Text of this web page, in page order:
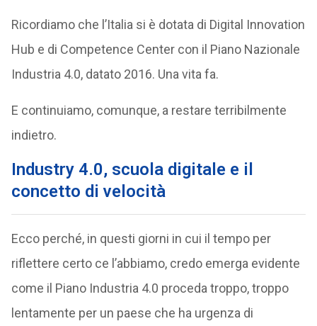
Ricordiamo che l’Italia si è dotata di Digital Innovation
Hub e di Competence Center con il Piano Nazionale
Industria 4.0, datato 2016. Una vita fa.
E continuiamo, comunque, a restare terribilmente
indietro.
Industry 4.0, scuola digitale e il
concetto di velocità
Ecco perché, in questi giorni in cui il tempo per
riflettere certo ce l’abbiamo, credo emerga evidente
come il Piano Industria 4.0 proceda troppo, troppo
lentamente per un paese che ha urgenza di